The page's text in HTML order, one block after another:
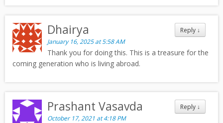
Reply ↓
Dhairya
January 16, 2025 at 5:58 AM
Thank you for doing this. This is a treasure for the
coming generation who is living abroad.
Reply ↓
Prashant Vasavda
October 17, 2021 at 4:18 PM